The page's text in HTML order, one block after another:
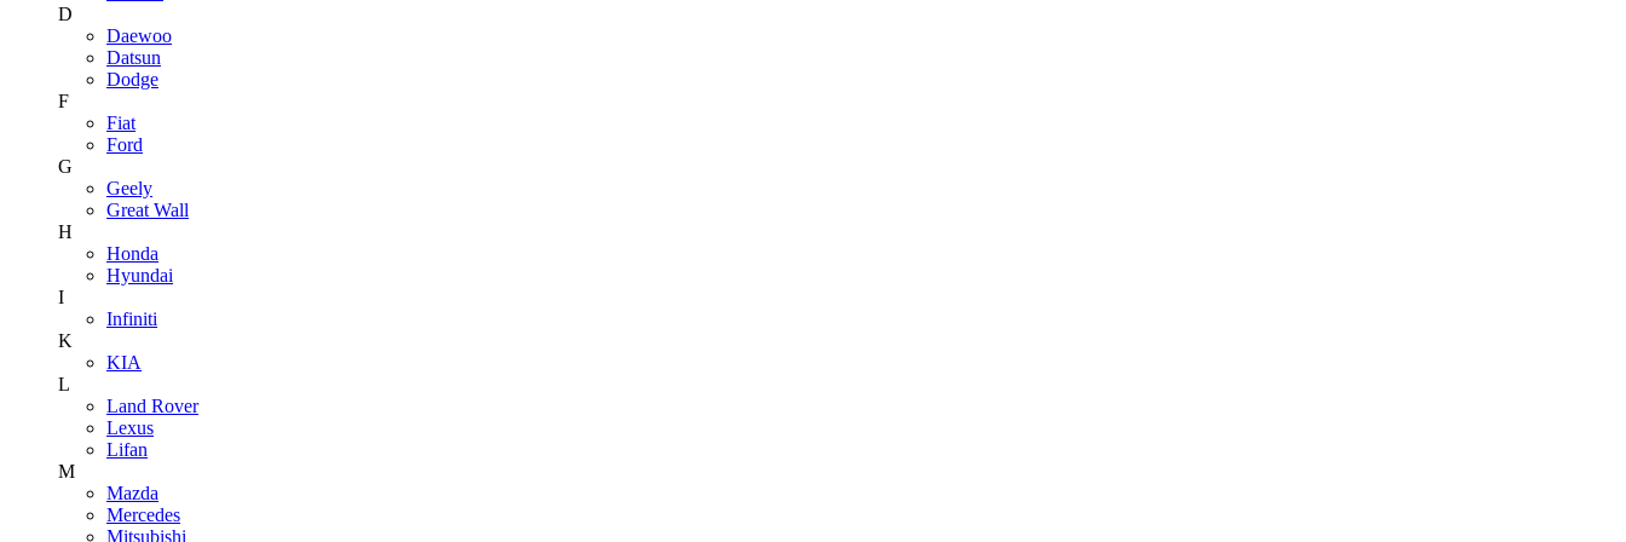
D
Daewoo
Datsun
Dodge
F
Fiat
Ford
G
Geely
Great Wall
H
Honda
Hyundai
I
Infiniti
K
KIA
L
Land Rover
Lexus
Lifan
M
Mazda
Mercedes
Mitsubishi